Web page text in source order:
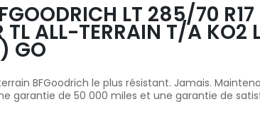
LT 285/70 R17
TL ALL-TERRAIN T/A KO2
GO
BFGoodrich le plus résistant. Jamais.
garantie de 50 000 miles et une garantie de